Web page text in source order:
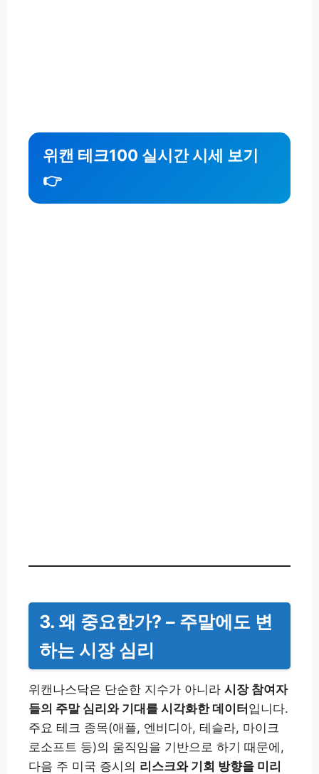
위캔 테크100 실시간 시세 보기
👉
3. 왜 중요한가? – 주말에도 변
하는 시장 심리
위캔나스닥은 단순한 지수가 아니라 시장 참여자
들의 주말 심리와 기대를 시각화한 데이터입니다.
주요 테크 종목(애플, 엔비디아, 테슬라, 마이크
로소프트 등)의 움직임을 기반으로 하기 때문에,
다음 주 미국 증시의 리스크와 기회 방향을 미리